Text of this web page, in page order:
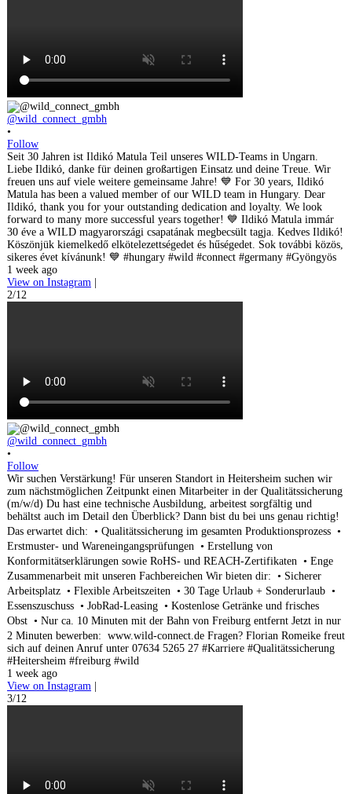
@wild_connect_gmbh
•
Follow
Seit 30 Jahren ist Ildikó Matula Teil unseres WILD-Teams in Ungarn.
Liebe Ildikó, danke für deinen großartigen Einsatz und deine Treue. Wir
freuen uns auf viele weitere gemeinsame Jahre! 💙 For 30 years, Ildikó
Matula has been a valued member of our WILD team in Hungary. Dear
Ildikó, thank you for your outstanding dedication and loyalty. We look
forward to many more successful years together! 💙 Ildikó Matula immár
30 éve a WILD magyarországi csapatának megbecsült tagja. Kedves Ildikó!
Köszönjük kiemelkedő elkötelezettségedet és hűségedet. Sok további közös,
sikeres évet kívánunk! 💙 #hungary #wild #connect #germany #Gyöngyös
1 week ago
View on Instagram |
2/12
@wild_connect_gmbh
•
Follow
Wir suchen Verstärkung! Für unseren Standort in Heitersheim suchen wir
zum nächstmöglichen Zeitpunkt einen Mitarbeiter in der Qualitätssicherung
(m/w/d) Du hast eine technische Ausbildung, arbeitest sorgfältig und
behältst auch im Detail den Überblick? Dann bist du bei uns genau richtig!
Das erwartet dich: • Qualitätssicherung im gesamten Produktionsprozess •
Erstmuster- und Wareneingangsprüfungen • Erstellung von
Konformitätserklärungen sowie RoHS- und REACH-Zertifikaten • Enge
Zusammenarbeit mit unseren Fachbereichen Wir bieten dir: • Sicherer
Arbeitsplatz • Flexible Arbeitszeiten • 30 Tage Urlaub + Sonderurlaub •
Essenszuschuss • JobRad-Leasing • Kostenlose Getränke und frisches
Obst • Nur ca. 10 Minuten mit der Bahn von Freiburg entfernt Jetzt in nur
2 Minuten bewerben: www.wild-connect.de Fragen? Florian Romeike freut
sich auf deinen Anruf unter 07634 5265 27 #Karriere #Qualitätssicherung
#Heitersheim #freiburg #wild
1 week ago
View on Instagram |
3/12